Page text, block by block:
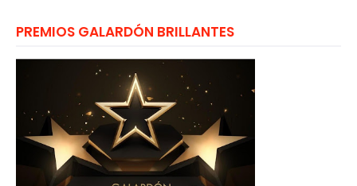
PREMIOS GALARDÓN BRILLANTES